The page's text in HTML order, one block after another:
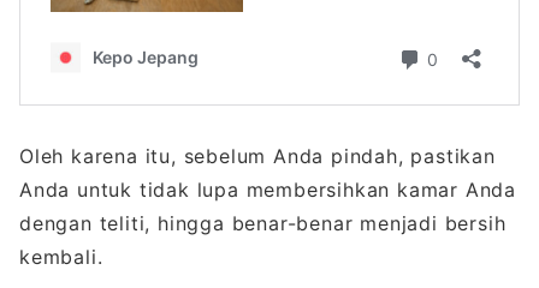
Oleh karena itu, sebelum Anda pindah, pastikan
Anda untuk tidak lupa membersihkan kamar Anda
dengan teliti, hingga benar-benar menjadi bersih
kembali.